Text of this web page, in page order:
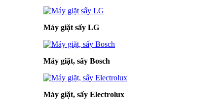
Máy giặt sấy LG
Máy giặt, sấy Bosch
Máy giặt, sấy Electrolux